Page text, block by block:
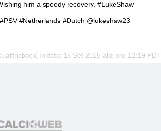
him a speedy recovery. #LukeShaw
#Netherlands #Dutch @lukeshaw23
in data: 15 Set 2015 alle ore 12:19 PDT